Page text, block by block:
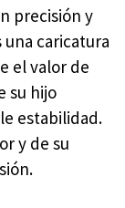
precisión y
una caricatura
el valor de
su hijo
estabilidad.
y de su